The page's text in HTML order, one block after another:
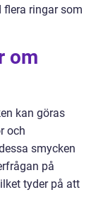
flera ringar som
om
kan göras
och
smycken
på
tyder på att